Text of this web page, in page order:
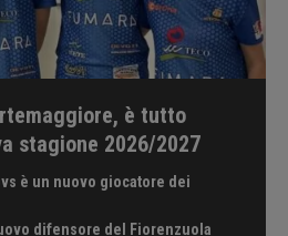
è tutto
stagione 2026/2027
è un nuovo giocatore dei
difensore del Fiorenzuola